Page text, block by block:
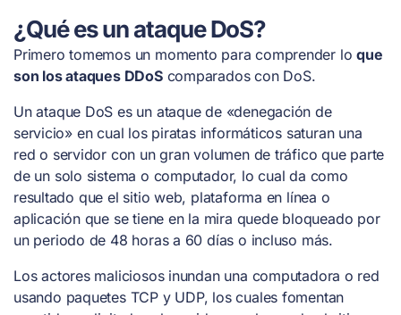
¿Qué es un ataque DoS?
Primero tomemos un momento para comprender loque
son los ataques DDoScomparados con DoS.
Un ataque DoS es un ataque de «denegación de
servicio» en cual los piratas informáticos saturan una
red o servidor con un gran volumen de tráfico que parte
de un solo sistema o computador, lo cual da como
resultado que el sitio web, plataforma en línea o
aplicación que se tiene en la mira quede bloqueado por
un periodo de 48 horas a 60 días o incluso más.
Los actores maliciosos inundan una computadora o red
usando paquetes TCP y UDP, los cuales fomentan